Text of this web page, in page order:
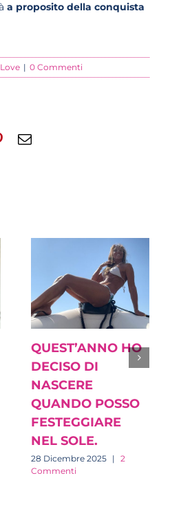
a proposito della conquista
Love | 0 Commenti
Pinterest
Email
QUEST’ANNO HO
DECISO DI
NASCERE
QUANDO POSSO
FESTEGGIARE
NEL SOLE.
28 Dicembre 2025 | 2
Commenti